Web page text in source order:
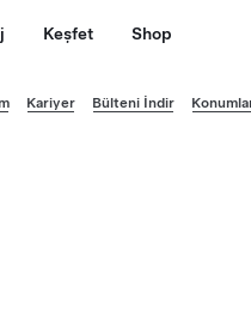
Keşfet Shop
Kariyer Bülteni İndir